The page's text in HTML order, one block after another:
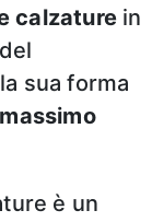
calzature in
sua forma
massimo
è un